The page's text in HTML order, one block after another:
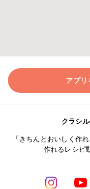
アプリ
クラシ
「きちんとおいしく作
作れるレシピ